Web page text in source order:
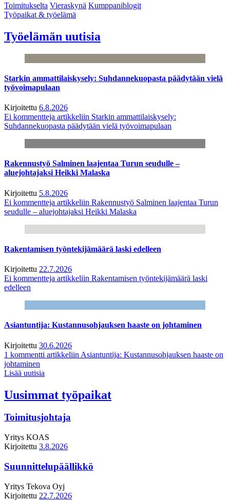
Toimitukselta Vieraskynä Kumppaniblogit
Työpaikat & työelämä
Työelämän uutisia
Starkin ammattilaiskysely: Suhdannekuopasta päädytään vielä
työvoimapulaan
Kirjoitettu 6.8.2026
Ei kommentteja artikkeliin Starkin ammattilaiskysely:
Suhdannekuopasta päädytään vielä työvoimapulaan
Rakennustyö Salminen laajentaa Turun seudulle –
aluejohtajaksi Heikki Malaska
Kirjoitettu 5.8.2026
Ei kommentteja artikkeliin Rakennustyö Salminen laajentaa Turun
seudulle – aluejohtajaksi Heikki Malaska
Rakentamisen työntekijämäärä laski edelleen
Kirjoitettu 22.7.2026
Ei kommentteja artikkeliin Rakentamisen työntekijämäärä laski
edelleen
Asiantuntija: Kustannusohjauksen haaste on johtaminen
Kirjoitettu 30.6.2026
1 kommentti artikkeliin Asiantuntija: Kustannusohjauksen haaste on
johtaminen
Lisää uutisia
Uusimmat työpaikat
Toimitusjohtaja
Yritys KOAS
Kirjoitettu 3.8.2026
Suunnittelupäällikkö
Yritys Tekova Oyj
Kirjoitettu 22.7.2026